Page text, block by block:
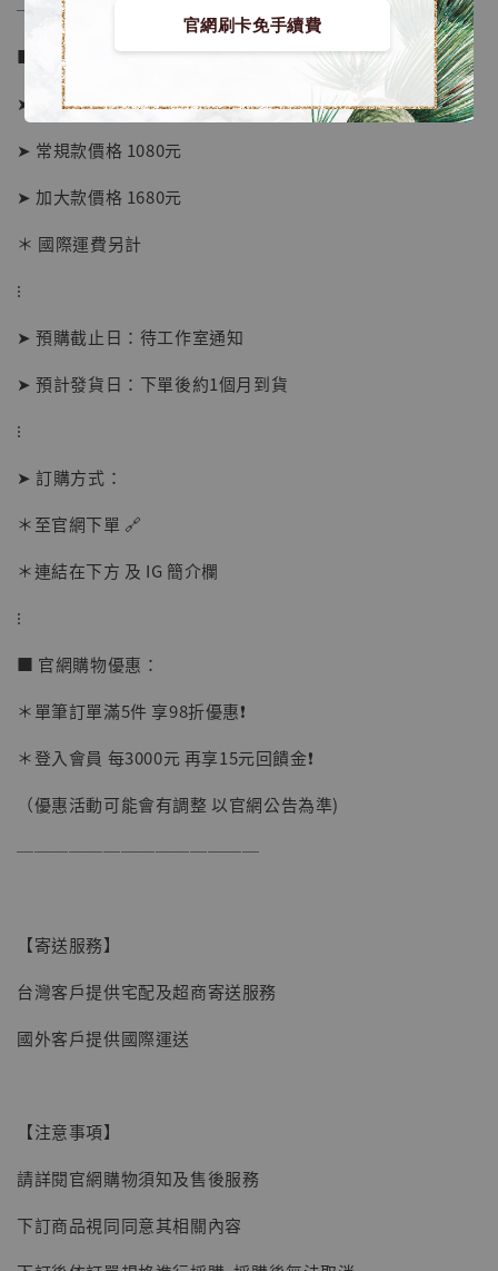
官網刷卡免手續費
NT$ 1,870
【現貨】BJSTUDIO 1/6系列可動蒐藏人偶 讓
NT$ 5,300
──────────────
■ 販售資訊：
➤ A3款價格 680元
➤ 常規款價格 1080元
➤ 加大款價格 1680元
＊ 國際運費另計
⁝
➤ 預購截止日：待工作室通知
➤ 預計發貨日：下單後約1個月到貨
⁝
➤ 訂購方式：
＊至官網下單 🔗
＊連結在下方 及 IG 簡介欄
⁝
■ 官網購物優惠：
＊單筆訂單滿5件 享98折優惠❗️
＊登入會員 每3000元 再享15元回饋金❗️
（優惠活動可能會有調整 以官網公告為準)
──────────────
【寄送服務】
台灣客戶提供宅配及超商寄送服務
國外客戶提供國際運送
【注意事項】
請詳閱官網購物須知及售後服務
下訂商品視同同意其相關內容